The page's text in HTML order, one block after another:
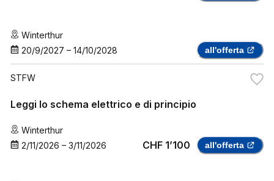
Winterthur
20/9/2027 – 14/10/2028 all'offerta
STFW
Leggi lo schema elettrico e di principio
Winterthur
2/11/2026 – 3/11/2026 CHF 1’100 all'offerta